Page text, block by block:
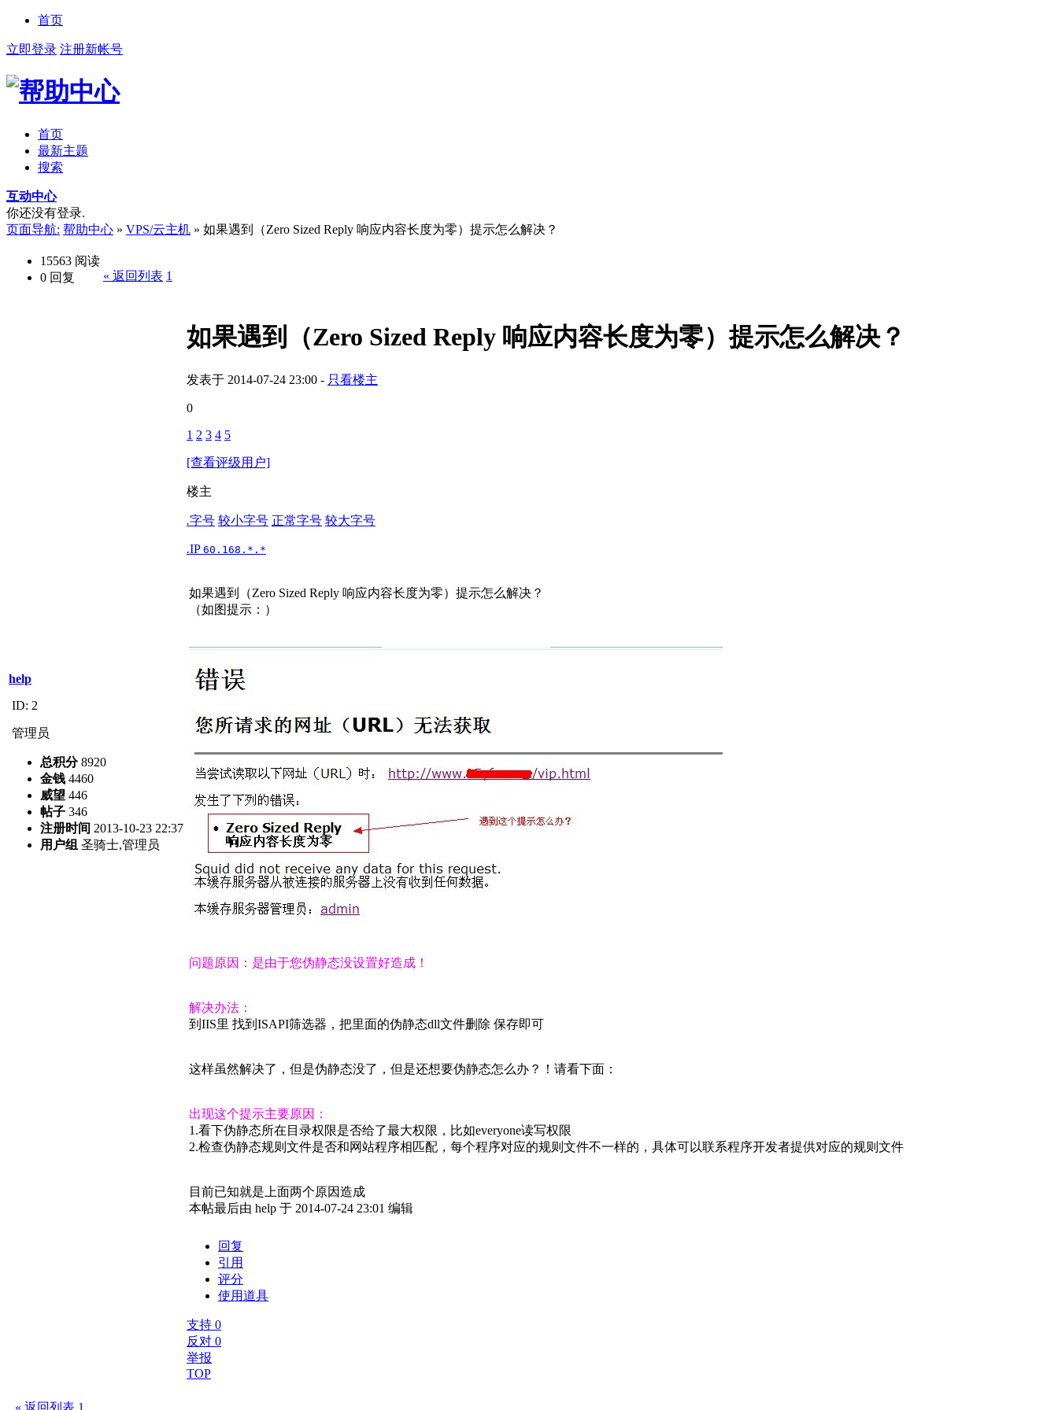
首页
立即登录 注册新帐号
首页
最新主题
搜索
互动中心
你还没有登录.
页面导航: 帮助中心 » VPS/云主机 » 如果遇到（Zero Sized Reply 响应内容长度为零）提示怎么解决？
15563 阅读
0 回复 « 返回列表 1
help
ID: 2
管理员
总积分8920
金钱 4460
威望 446
帖子 346
注册时间 2013-10-23 22:37
用户组 圣骑士,管理员
如果遇到（Zero Sized Reply 响应内容长度为零）提示怎么解决？
发表于 2014-07-24 23:00 - 只看楼主
0
1 2 3 4 5
[查看评级用户]
楼主
.字号 较小字号 正常字号 较大字号
.IP 60.168.*.*
如果遇到（Zero Sized Reply 响应内容长度为零）提示怎么解决？
（如图提示：）
问题原因：是由于您伪静态没设置好造成！
解决办法：
到IIS里 找到ISAPI筛选器，把里面的伪静态dll文件删除 保存即可
这样虽然解决了，但是伪静态没了，但是还想要伪静态怎么办？！请看下面：
出现这个提示主要原因：
1.看下伪静态所在目录权限是否给了最大权限，比如everyone读写权限
2.检查伪静态规则文件是否和网站程序相匹配，每个程序对应的规则文件不一样的，具体可以联系程序开发者提供对应的规则文件
目前已知就是上面两个原因造成
本帖最后由 help 于 2014-07-24 23:01 编辑
回复
引用
评分
使用道具
支持 0
反对 0
举报
TOP
« 返回列表 1